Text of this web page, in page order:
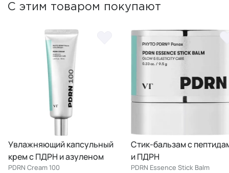
С этим товаром покупают
капсульный
азуленом
Стик-бальзам с пептидами
и ПДРН
PDRN Essence Stick Balm PDRN